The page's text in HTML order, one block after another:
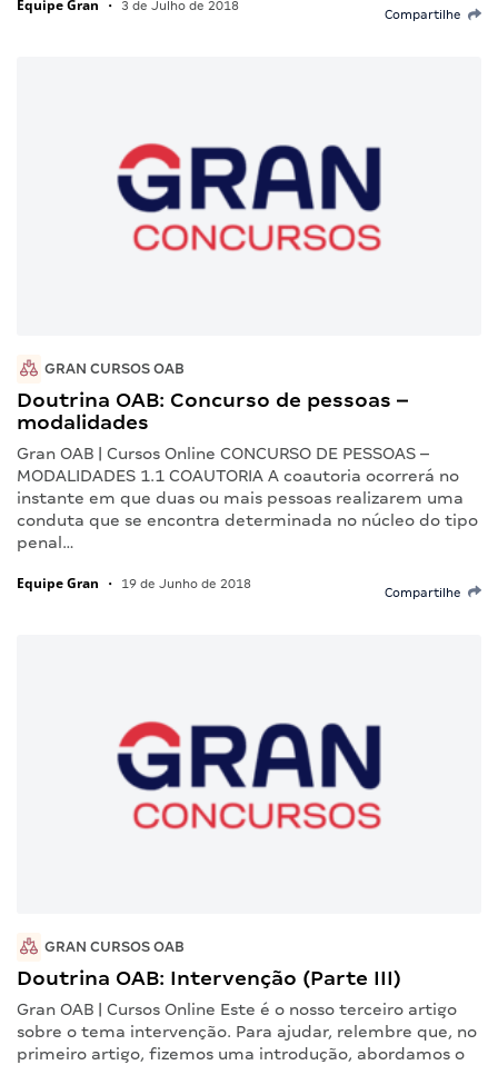
Equipe Gran • 3 de Julho de 2018
Compartilhe
GRAN CURSOS OAB
Doutrina OAB: Concurso de pessoas –
modalidades
Gran OAB | Cursos Online CONCURSO DE PESSOAS –
MODALIDADES 1.1 COAUTORIA A coautoria ocorrerá no
instante em que duas ou mais pessoas realizarem uma
conduta que se encontra determinada no núcleo do tipo
penal…
Equipe Gran • 19 de Junho de 2018
Compartilhe
GRAN CURSOS OAB
Doutrina OAB: Intervenção (Parte III)
Gran OAB | Cursos Online Este é o nosso terceiro artigo
sobre o tema intervenção. Para ajudar, relembre que, no
primeiro artigo, fizemos uma introdução, abordamos o